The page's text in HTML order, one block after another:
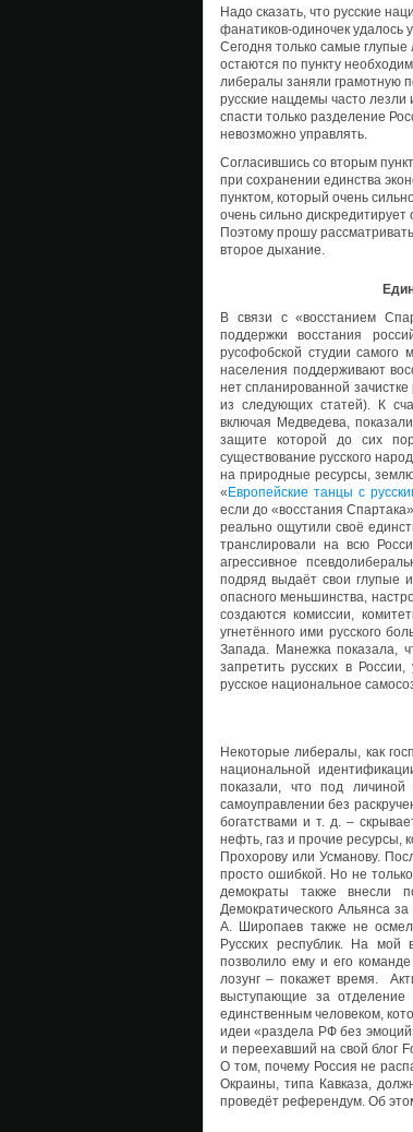
Надо сказать, что русские
фанатиков-одиночек удалось
Сегодня только самые
остаются по пункту
либералы заняли грамотную
русские нацдемы часто лезли
спасти только разделение
невозможно управлять.
Согласившись со вторым
при сохранении единства
пунктом, который очень
очень сильно
Поэтому прошу
второе дыхание.
В связи с «восстанием
поддержки восстания
русофобской студии самого
населения поддерживают
нет спланированной
из следующих статей). К
включая Медведева,
защите которой до сих
существование русского
на природные ресурсы,
« Европейские танцы с
если до «восстания
реально ощутили своё
транслировали на всю
агрессивное
подряд выдаёт свои глупые
опасного меньшинства,
создаются комиссии,
угнетённого ими русского
Запада. Манежка показала,
запретить русских в
русское национальное
Некоторые либералы, как
национальной
показали, что под
самоуправлении без
богатствами и т. д. –
нефть, газ и прочие ресурсы,
Прохорову или Усманову.
просто ошибкой. Но не
демократы также внесли
Демократического Альянса
А. Широпаев также не
Русских республик. На мой
позволило ему и его
лозунг – покажет время.
выступающие за
единственным человеком,
идеи «раздела РФ без
и переехавший на свой блог
О том, почему Россия не
Окраины, типа Кавказа,
проведёт референдум. Об